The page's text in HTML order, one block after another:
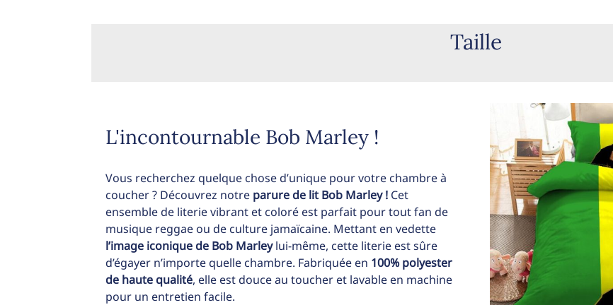
Taille
L'incontournable Bob Marley !
Vous recherchez quelque chose d’unique pour votre chambre à
coucher ? Découvrez notre parure de lit Bob Marley !Cet
ensemble de literie vibrant et coloré est parfait pour tout fan de
musique reggae ou de culture jamaïcaine. Mettant en vedette
l’image iconique de Bob Marleylui-même, cette literie est sûre
d’égayer n’importe quelle chambre. Fabriquée en 100% polyester
de haute qualité, elle est douce au toucher et lavable en machine
pour un entretien facile.